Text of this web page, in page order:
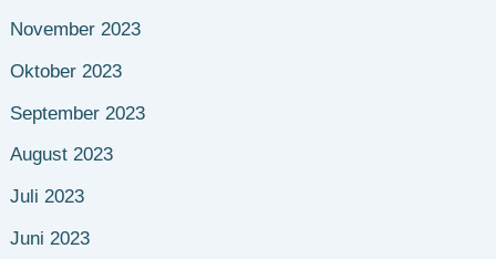
November 2023
Oktober 2023
September 2023
August 2023
Juli 2023
Juni 2023